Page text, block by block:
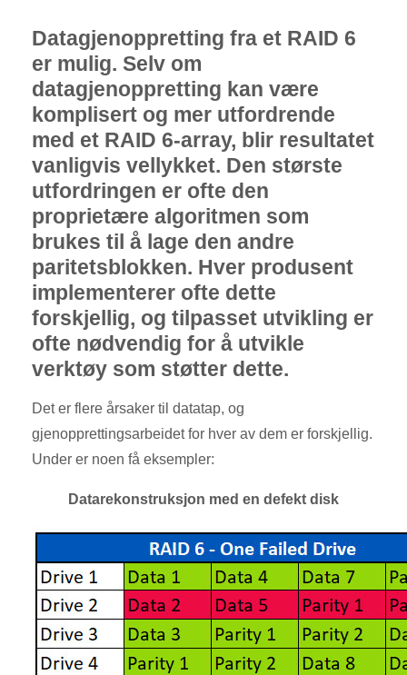
Datagjenoppretting fra et RAID 6
er mulig. Selv om
datagjenoppretting kan være
komplisert og mer utfordrende
med et RAID 6-array, blir resultatet
vanligvis vellykket. Den største
utfordringen er ofte den
proprietære algoritmen som
brukes til å lage den andre
paritetsblokken. Hver produsent
implementerer ofte dette
forskjellig, og tilpasset utvikling er
ofte nødvendig for å utvikle
verktøy som støtter dette.
Det er flere årsaker til datatap, og
gjenopprettingsarbeidet for hver av dem er forskjellig.
Under er noen få eksempler:
Datarekonstruksjon med en defekt disk